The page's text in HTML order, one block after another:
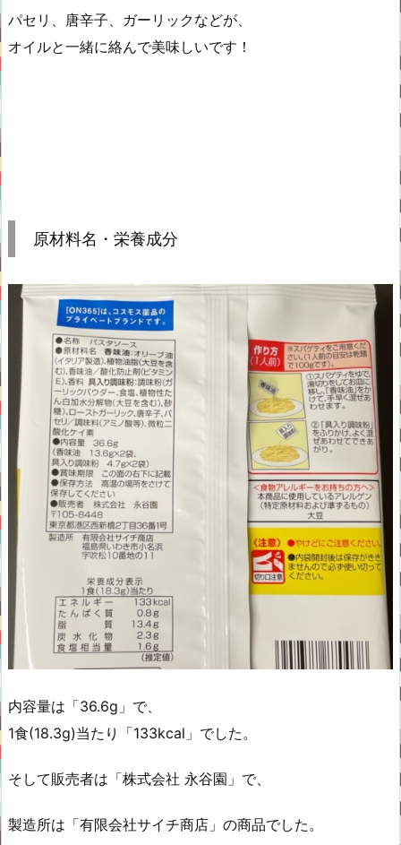
パセリ、唐辛子、ガーリックなどが、
オイルと一緒に絡んで美味しいです！
原材料名・栄養成分
内容量は「36.6g」で、
1食(18.3g)当たり「133kcal」でした。
そして販売者は「株式会社 永谷園」で、
製造所は「有限会社サイチ商店」の商品でした。